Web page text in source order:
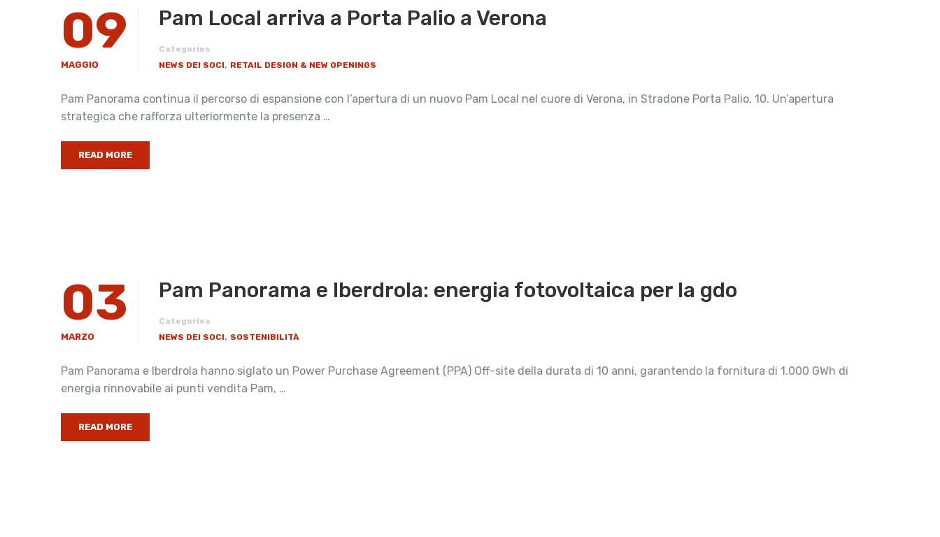
09
MAGGIO
Pam Local arriva a Porta Palio a Verona
Categories
NEWS DEI SOCI, RETAIL DESIGN & NEW OPENINGS
Pam Panorama continua il percorso di espansione con l’apertura di un nuovo Pam Local nel cuore di Verona, in Stradone Porta Palio, 10. Un’apertura
strategica che rafforza ulteriormente la presenza …
READ MORE
03
MARZO
Pam Panorama e Iberdrola: energia fotovoltaica per la gdo
Categories
NEWS DEI SOCI, SOSTENIBILITÀ
Pam Panorama e Iberdrola hanno siglato un Power Purchase Agreement (PPA) Off-site della durata di 10 anni, garantendo la fornitura di 1.000 GWh di
energia rinnovabile ai punti vendita Pam, …
READ MORE